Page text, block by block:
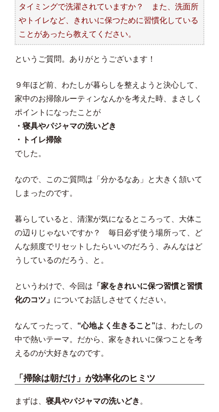
タイミングで洗濯されていますか？ また、洗面所
やトイレなど、きれいに保つために習慣化している
ことがあったら教えてください。
というご質問。ありがとうございます！
９年ほど前、わたしが暮らしを整えようと決心して、
家中のお掃除ルーティンなんかを考えた時、まさしく
ポイントになったことが
・寝具やパジャマの洗いどき
・トイレ掃除
でした。
なので、このご質問は「分かるなあ」と大きく頷いて
しまったのです。
暮らしていると、清潔が気になるところって、大体こ
の辺りじゃないですか？ 毎日必ず使う場所って、ど
んな頻度でリセットしたらいいのだろう、みんなはど
うしているのだろう、と。
というわけで、今回は 「家をきれいに保つ習慣と習慣
化のコツ」 についてお話しさせてください。
なんてったって、 “心地よく生きること”は、わたしの
中で熱いテーマ。だから、家をきれいに保つことを考
えるのが大好きなのです。
「掃除は朝だけ」が効率化のヒミツ
まずは、 寝具やパジャマの洗いどき 。